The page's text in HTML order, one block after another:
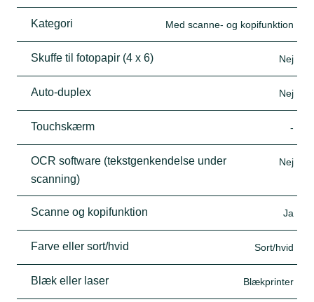
Kategori Med scanne- og kopifunktion
Skuffe til fotopapir (4 x 6) Nej
Auto-duplex Nej
Touchskærm -
OCR software (tekstgenkendelse under
scanning)
Nej
Scanne og kopifunktion Ja
Farve eller sort/hvid Sort/hvid
Blæk eller laser Blækprinter